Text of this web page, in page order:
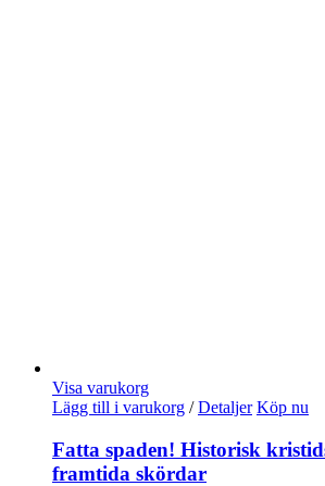
Visa varukorg
Lägg till i varukorg / Detaljer Köp nu
Fatta spaden! Historisk
framtida skördar